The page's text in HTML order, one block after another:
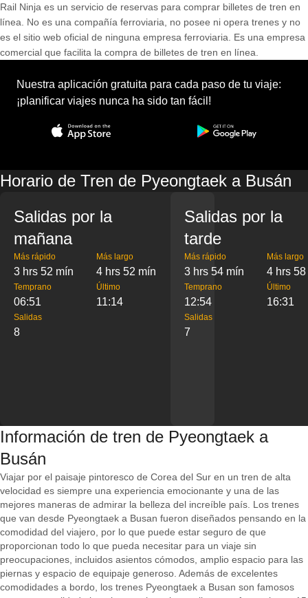
Rail Ninja es un servicio de reservas para comprar billetes de tren en
línea. No es una compañía ferroviaria, no posee ni opera trenes y no
es el sitio web oficial de ninguna empresa ferroviaria. Es una empresa
comercial que facilita la compra de billetes de tren en línea.
Nuestra aplicación gratuita para cada paso de tu viaje:
¡planificar viajes nunca ha sido tan fácil!
Horario de Tren de Pyeongtaek a Busán
Salidas por la
mañana
Más rápido
3 hrs 52 mín
Más largo
4 hrs 52 mín
Temprano
06:51
Último
11:14
Salidas
8
Salidas por la
tarde
Más rápido
3 hrs 54 mín
Más largo
4 hrs
Temprano
12:54
Último
16:31
Salidas
7
Información de tren de Pyeongtaek a
Busán
Viajar por el paisaje pintoresco de Corea del Sur en un tren de alta
velocidad es siempre una experiencia emocionante y una de las
mejores maneras de admirar la belleza del increíble país. Los trenes
que van desde Pyeongtaek a Busan fueron diseñados pensando en la
comodidad del viajero, por lo que puede estar seguro de que
proporcionan todo lo que pueda necesitar para un viaje sin
preocupaciones, incluidos asientos cómodos, amplio espacio para las
piernas y espacio de equipaje generoso. Además de excelentes
comodidades a bordo, los trenes Pyeongtaek a Busan son famosos